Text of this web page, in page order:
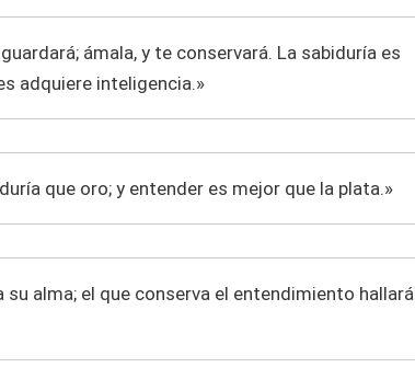
ámala, y te conservará. La sabiduría es
adquiere inteligencia.»
que oro; y entender es mejor que la plata.»
su alma; el que conserva el entendimiento hallará